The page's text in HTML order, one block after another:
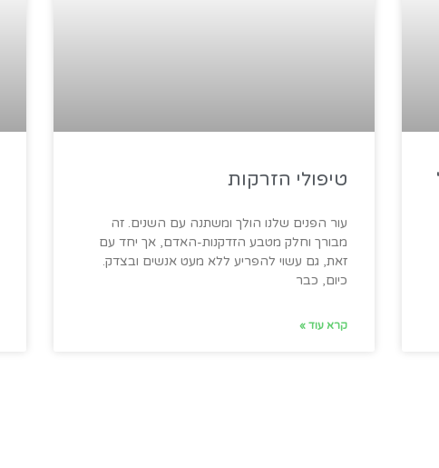
טיפולי הזרקות
עור הפנים שלנו הולך ומשתנה עם השנים. זה
מבורך וחלק מטבע הזדקנות-האדם, אך יחד עם
זאת, גם עשוי להפריע ללא מעט אנשים ובצדק.
כיום, כבר
קרא עוד »